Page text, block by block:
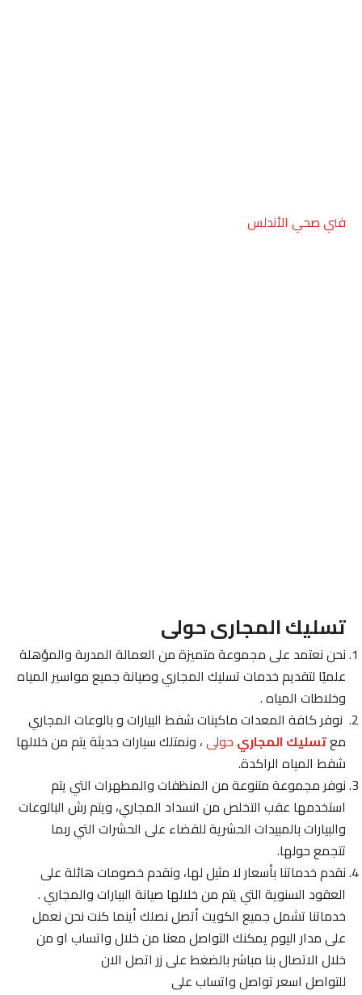
فني صحي الأندلس
تسليك المجارى حولى
نحن نعتمد على مجموعة متميزة من العمالة المدربة والمؤهلة
علميًا لتقديم خدمات تسليك المجاري وصيانة جميع مواسير المياه
وخلاطات المياه .
نوفر كافة المعدات ماكينات شفط البيارات و بالوعات المجاري
معتسليك المجاريحولى، ونمتلك سيارات حديثة يتم من خلالها
شفط المياه الراكدة.
نوفر مجموعة متنوعة من المنظفات والمطهرات التي يتم
استخدمها عقب التخلص من انسداد المجاري، ويتم رش البالوعات
والبيارات بالمبيدات الحشرية للقضاء على الحشرات التي ربما
تتجمع حولها.
نقدم خدماتنا بأسعار لا مثيل لها، ونقدم خصومات هائلة على
العقود السنوية التي يتم من خلالها صيانة البيارات والمجاري .
خدماتنا تشمل جميع الكويت أتصل نصلك أينما كنت نحن نعمل
على مدار اليوم يمكنك التواصل معنا من خلال واتساب او من
خلال الاتصال بنا مباشر بالضغط على زر اتصل الان
للتواصل اسعر تواصل واتساب على